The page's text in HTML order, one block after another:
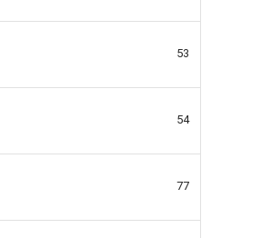
53
54
77